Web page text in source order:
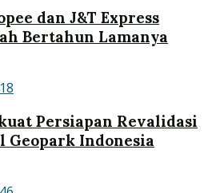
dan J&T Express
Bertahun Lamanya
Persiapan Revalidasi
Geopark Indonesia